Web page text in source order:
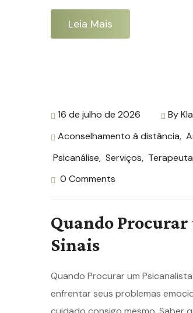
Leia Mais
16 de julho de 2026 By
Aconselhamento à distância,
Psicanálise, Serviços,
0 Comments
Quando Procurar
Sinais
Quando Procurar um
enfrentar seus problemas